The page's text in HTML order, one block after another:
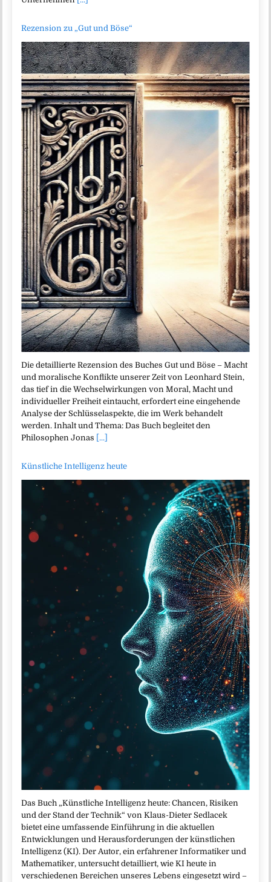
Rezension zu „Gut und Böse“
Die detaillierte Rezension des Buches Gut und Böse – Macht
und moralische Konflikte unserer Zeit von Leonhard Stein,
das tief in die Wechselwirkungen von Moral, Macht und
individueller Freiheit eintaucht, erfordert eine eingehende
Analyse der Schlüsselaspekte, die im Werk behandelt
werden. Inhalt und Thema: Das Buch begleitet den
Philosophen Jonas [...]
Künstliche Intelligenz heute
Das Buch „Künstliche Intelligenz heute: Chancen, Risiken
und der Stand der Technik“ von Klaus-Dieter Sedlacek
bietet eine umfassende Einführung in die aktuellen
Entwicklungen und Herausforderungen der künstlichen
Intelligenz (KI). Der Autor, ein erfahrener Informatiker und
Mathematiker, untersucht detailliert, wie KI heute in
verschiedenen Bereichen unseres Lebens eingesetzt wird –